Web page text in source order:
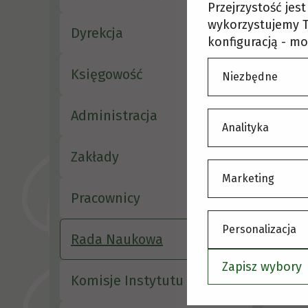
Dyrekcja
Księgowość
Administracja
Zakłady
Pracownicy
Rada Naukowa
Komisje Instytutu
Przejrzystość
wykorzystujemy
konfiguracją -
Niezbędne
Analityka
Marketing
Personalizacja
Zapisz wybory